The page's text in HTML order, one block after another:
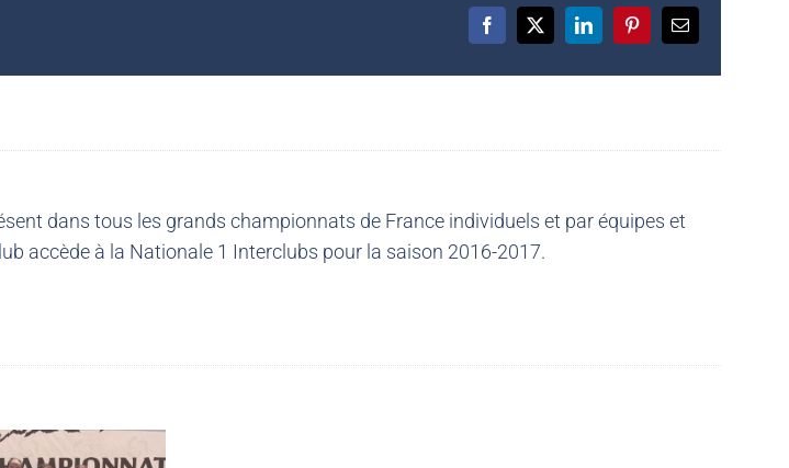
Facebook
X LinkedInPinterestEmail
dans tous les grands championnats de France individuels et par équipes et
accède à la Nationale 1 Interclubs pour la saison 2016-2017.